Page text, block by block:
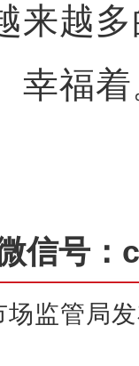
来越
幸福
微信号
场监管局